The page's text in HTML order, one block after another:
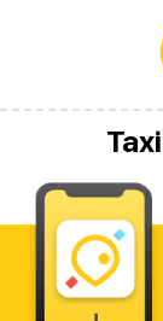
Taxi